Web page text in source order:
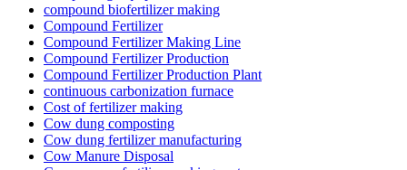
compound biofertilizer making
Compound Fertilizer
Compound Fertilizer Making Line
Compound Fertilizer Production
Compound Fertilizer Production Plant
continuous carbonization furnace
Cost of fertilizer making
Cow dung composting
Cow dung fertilizer manufacturing
Cow Manure Disposal